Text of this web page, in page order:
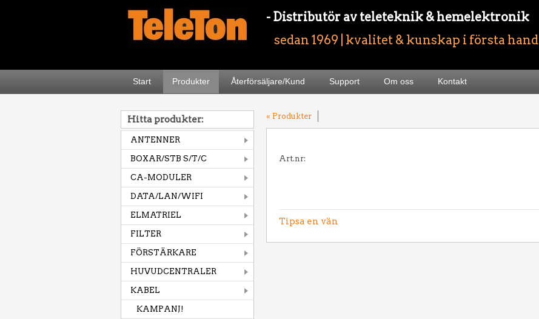
- Distributör av teleteknik & hemelektronik
sedan 1969 | kvalitet & kunskap i första hand
Start Produkter Återförsäljare/Kund Support Om oss Kontakt
Hitta produkter:
ANTENNER
BOXAR/STB S/T/C
CA-MODULER
DATA/LAN/WIFI
ELMATRIEL
FILTER
FÖRSTÄRKARE
HUVUDCENTRALER
KABEL
KAMPANJ!
« Produkter
Art.nr:
Tipsa en vän